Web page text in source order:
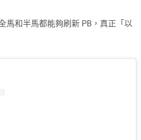
馬和半馬都能夠刷新 PB，真正「以